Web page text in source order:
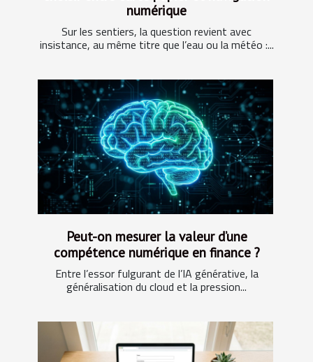
numérique
Sur les sentiers, la question revient avec
insistance, au même titre que l’eau ou la météo :...
Peut-on mesurer la valeur d’une
compétence numérique en finance ?
Entre l’essor fulgurant de l’IA générative, la
généralisation du cloud et la pression...